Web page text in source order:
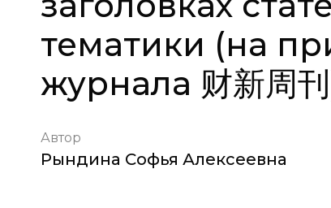
тематики (на
журнала 财新周
Автор
Рындина Софья Алексеевна